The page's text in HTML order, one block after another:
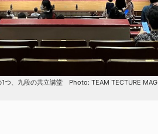
つ、九段の共立講堂 Photo: TEAM TECTURE MAG